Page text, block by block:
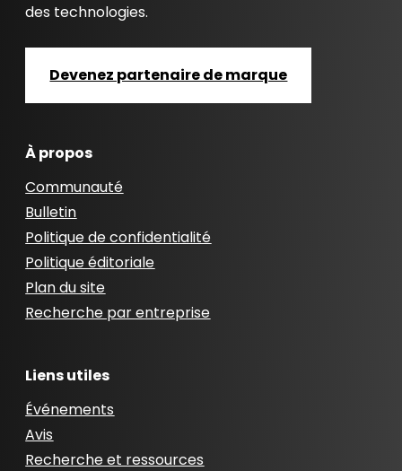
des technologies.
Devenez partenaire de marque
À propos
Communauté
Bulletin
Politique de confidentialité
Politique éditoriale
Plan du site
Recherche par entreprise
Liens utiles
Événements
Avis
Recherche et ressources